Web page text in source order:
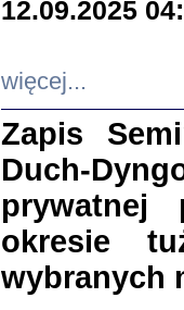
12.09.2025
więcej...
Zapis
Duch-
prywatnej
okresie
wybranych